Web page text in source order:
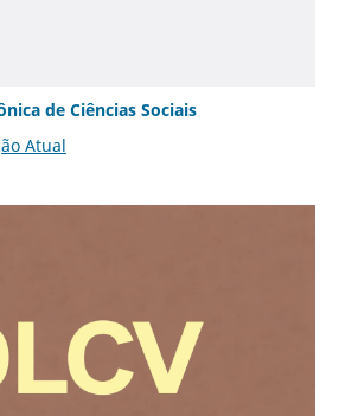
de Ciências Sociais
Atual